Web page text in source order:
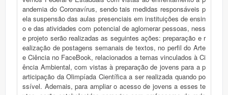
andemia do Coronavírus, sendo tais medidas responsáveis p
ela suspensão das aulas presenciais em instituições de ensin
o e das atividades com potencial de aglomerar pessoas, ness
e projeto serão realizadas as seguintes ações: preparação e r
ealização de postagens semanais de textos, no perfil do Arte
e Ciência no FaceBook, relacionados a temas vinculados à Ci
ência Ambiental, com vistas à preparação de jovens para a p
articipação da Olimpíada Científica a ser realizada quando po
ssível. Ademais, para ampliar o acesso de jovens a esses te